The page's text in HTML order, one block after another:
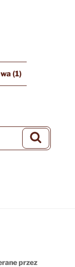
(1)
przez